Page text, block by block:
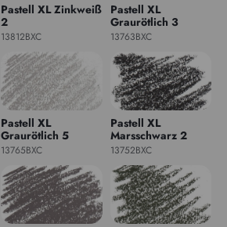
Pastell XL Zinkweiß
2
13812BXC
Pastell XL
Graurötlich 3
13763BXC
Pastell XL
Graurötlich 5
13765BXC
Pastell XL
Marsschwarz 2
13752BXC